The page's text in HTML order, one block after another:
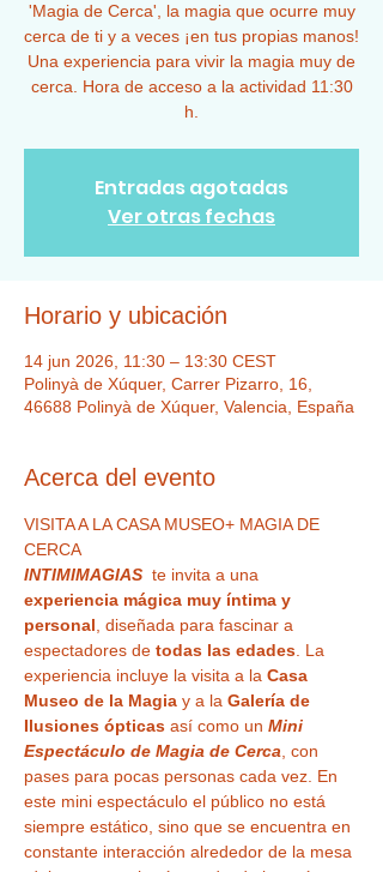
'Magia de Cerca', la magia que ocurre muy
cerca de ti y a veces ¡en tus propias manos!
Una experiencia para vivir la magia muy de
cerca. Hora de acceso a la actividad 11:30
h.
Entradas agotadas
Ver otras fechas
Horario y ubicación
14 jun 2026, 11:30 – 13:30 CEST
Polinyà de Xúquer, Carrer Pizarro, 16,
46688 Polinyà de Xúquer, Valencia, España
Acerca del evento
VISITA A LA CASA MUSEO+ MAGIA DE
CERCA
INTIMIMAGIAS te invita a una
experiencia mágica muy íntima y
personal , diseñada para fascinar a
espectadores de todas las edades . La
experiencia incluye la visita a la Casa
Museo de la Magia y a la Galería de
Ilusiones ópticas así como un Mini
Espectáculo de Magia de Cerca , con
pases para pocas personas cada vez. En
este mini espectáculo el público no está
siempre estático, sino que se encuentra en
constante interacción alrededor de la mesa